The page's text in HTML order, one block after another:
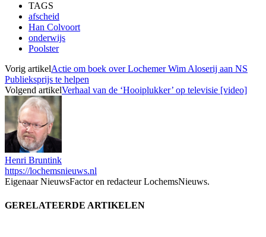
TAGS
afscheid
Han Colvoort
onderwijs
Poolster
Vorig artikelActie om boek over Lochemer Wim Aloserij aan NS
Publieksprijs te helpen
Volgend artikelVerhaal van de ‘Hooiplukker’ op televisie [video]
Henri Bruntink
https://lochemsnieuws.nl
Eigenaar NieuwsFactor en redacteur LochemsNieuws.
GERELATEERDE ARTIKELEN